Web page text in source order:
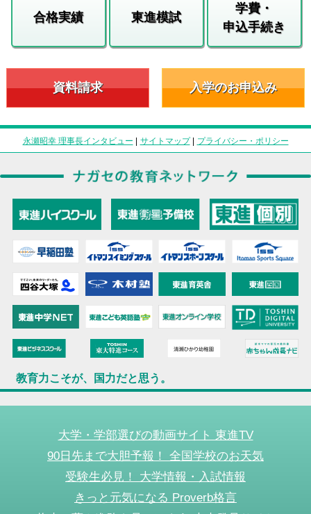
合格実績 東進模試
学費・
申込手続き
資料請求 入学のお申込み
永瀬昭幸 理事長インタビュー | サイトマップ| プライバシー・ポリシー
教育力こそが、国力だと思う。
大学・学部選びの動画サイト 東進TV
90日先まで大胆予報！ 全国学校のお天気
受験生必見！ 大学情報・入試情報
きっと元気になる Proverb格言